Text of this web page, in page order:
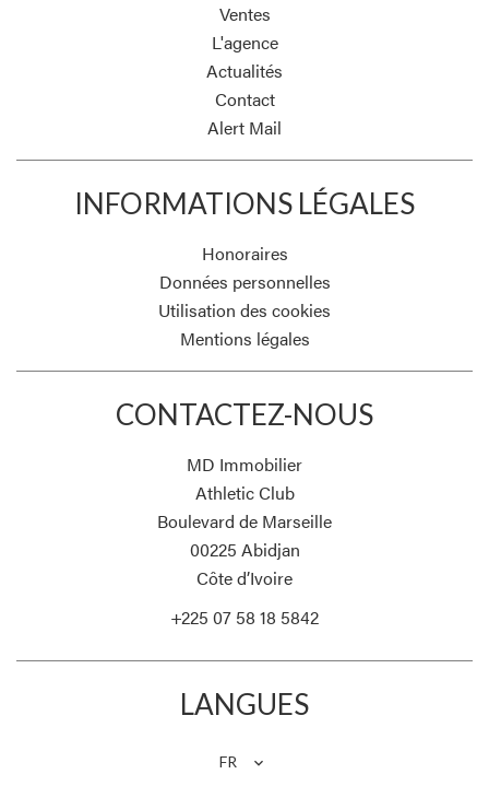
Ventes
L'agence
Actualités
Contact
Alert Mail
INFORMATIONS LÉGALES
Honoraires
Données personnelles
Utilisation des cookies
Mentions légales
CONTACTEZ-NOUS
MD Immobilier
Athletic Club
Boulevard de Marseille
00225 Abidjan
Côte d’Ivoire
+225 07 58 18 5842
LANGUES
FR